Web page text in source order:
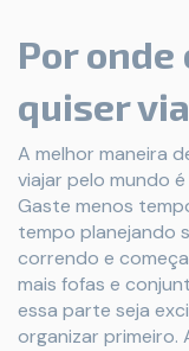
Por onde
quiser
A melhor maneira
viajar pelo mundo
Gaste menos
tempo planejando
correndo e
mais fofas e
essa parte seja
organizar primeiro.